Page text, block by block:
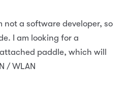
not a software developer, so
I am looking for a
paddle, which will
/ WLAN